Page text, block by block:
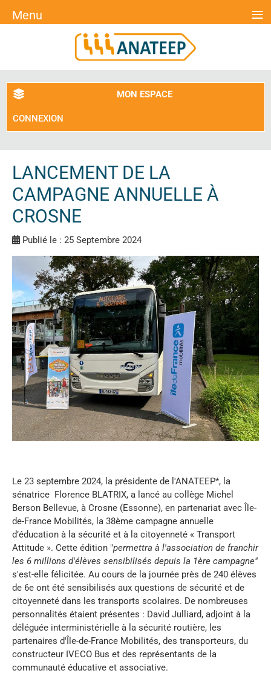
MON ESPACE
CONNEXION
LANCEMENT DE LA
CAMPAGNE ANNUELLE À
CROSNE
Publié le : 25 Septembre 2024
Le 23 septembre 2024, la présidente de l'ANATEEP*, la
sénatrice Florence BLATRIX, a lancé au collège Michel
Berson Bellevue, à Crosne (Essonne), en partenariat avec Île-
de-France Mobilités, la 38ème campagne annuelle
d’éducation à la sécurité et à la citoyenneté « Transport
Attitude ». Cette édition "permettra à l'association de franchir
les 6 millions d'élèves sensibilisés depuis la 1ère campagne"
s'est-elle félicitée. Au cours de la journée près de 240 élèves
de 6e ont été sensibilisés aux questions de sécurité et de
citoyenneté dans les transports scolaires. De nombreuses
personnalités étaient présentes : David Julliard, adjoint à la
déléguée interministérielle à la sécurité routière, les
partenaires d'Île-de-France Mobilités, des transporteurs, du
constructeur IVECO Bus et des représentants de la
communauté éducative et associative.
Menu ≡